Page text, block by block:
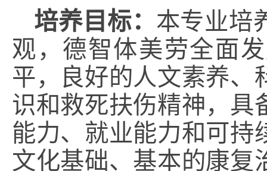
培养目标： 本专业培
观，德智体美劳全面
平，良好的人文素养、
识和救死扶伤精神，具
能力、就业能力和可持
文化基础、基本的康复